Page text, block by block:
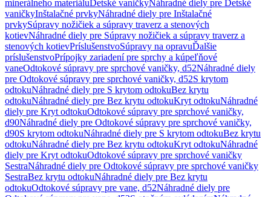
minerálneho materiáluDetské vaničkyNáhradné diely pre Detské
vaničkyInštalačné prvkyNáhradné diely pre Inštalačné
prvkySúpravy nožičiek a súpravy traverz a stenových
kotievNáhradné diely pre Súpravy nožičiek a súpravy traverz a
stenových kotievPríslušenstvoSúpravy na opravuĎalšie
príslušenstvoPrípojky zariadení pre sprchy a kúpeľňové
vaneOdtokové súpravy pre sprchové vaničky, d52Náhradné diely
pre Odtokové súpravy pre sprchové vaničky, d52S krytom
odtokuNáhradné diely pre S krytom odtokuBez krytu
odtokuNáhradné diely pre Bez krytu odtokuKryt odtokuNáhradné
diely pre Kryt odtokuOdtokové súpravy pre sprchové vaničky,
d90Náhradné diely pre Odtokové súpravy pre sprchové vaničky,
d90S krytom odtokuNáhradné diely pre S krytom odtokuBez krytu
odtokuNáhradné diely pre Bez krytu odtokuKryt odtokuNáhradné
diely pre Kryt odtokuOdtokové súpravy pre sprchové vaničky
SestraNáhradné diely pre Odtokové súpravy pre sprchové vaničky
SestraBez krytu odtokuNáhradné diely pre Bez krytu
odtokuOdtokové súpravy pre vane, d52Náhradné diely pre